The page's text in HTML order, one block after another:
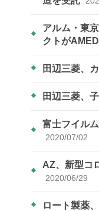
アルム・東
クトが
田辺三菱、
田辺三菱、
富士フイル
2020/07/02
AZ、新型コ
2020/06/29
ロート製薬